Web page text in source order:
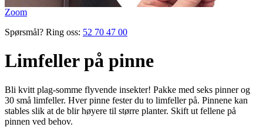
Zoom
Spørsmål? Ring oss: 52 70 47 00
Limfeller på pinne
Bli kvitt plag-somme flyvende insekter! Pakke med seks pinner og
30 små lim­feller. Hver pinne fester du to limfeller på. Pinnene kan
stables slik at de blir høyere til større planter. Skift ut fellene på
pinnen ved behov.